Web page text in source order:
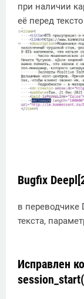
при наличии
её перед
Bugfix
в переводчике
текста,
Исправлен